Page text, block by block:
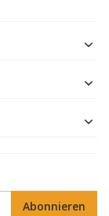
Abonnieren